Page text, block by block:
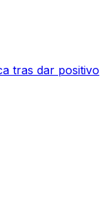
tras dar positivo